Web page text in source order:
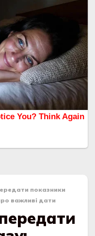
показники
важливі дати